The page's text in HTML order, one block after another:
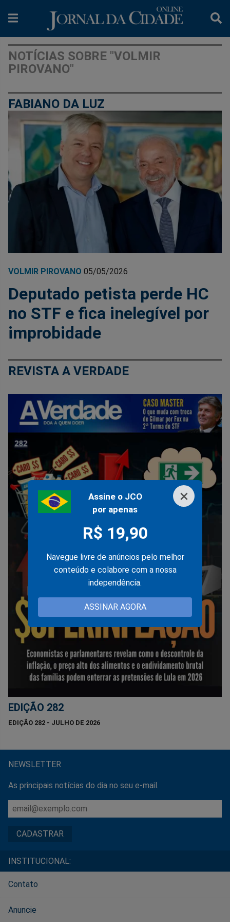
×
Assine o JCO
por apenas
R$ 19,90
Navegue livre de anúncios pelo melhor
conteúdo e colabore com a nossa
independência.
ASSINAR AGORA
NOTÍCIAS SOBRE "VOLMIR
PIROVANO"
FABIANO DA LUZ
VOLMIR PIROVANO 05/05/2026
Deputado petista perde HC
no STF e fica inelegível por
improbidade
REVISTA A VERDADE
EDIÇÃO 282
EDIÇÃO 282 - JULHO DE 2026
NEWSLETTER
As principais notícias do dia no seu e-mail.
INSTITUCIONAL:
Contato
Anuncie